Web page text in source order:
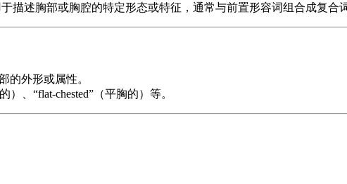
于描述胸部或胸腔的特定形态或特征，通常与前置形容词组合成复合
的外形或属性。
、“flat-chested”（平胸的）等。